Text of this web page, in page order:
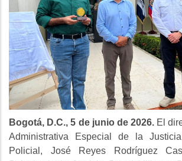
Bogotá, D.C., 5 de junio de 2026. El
Administrativa Especial de la
Policial, José Reyes Rodríguez